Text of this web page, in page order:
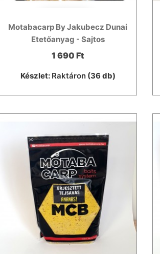
Motabacarp By Jakubecz Dunai
Etetőanyag - Sajtos
1 690 Ft
Készlet: Raktáron(36 db)